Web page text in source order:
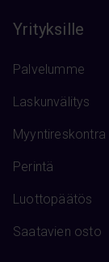
Yrityksille
Palvelumme
Laskunvälitys
Myyntireskontra
Perintä
Luottopäätös
Saatavien osto